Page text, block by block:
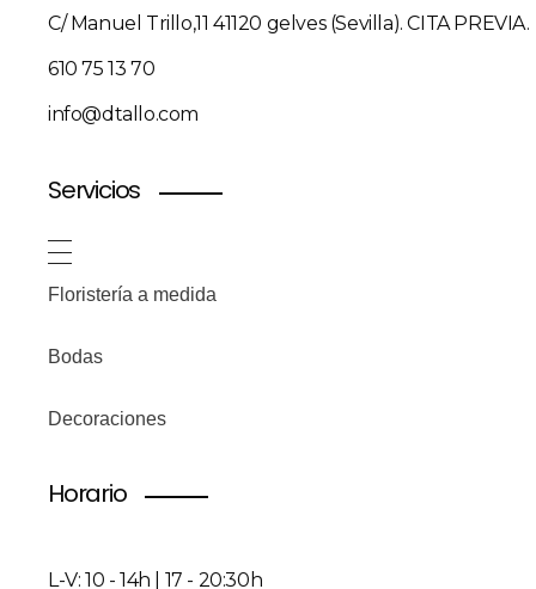
C/ Manuel Trillo,11 41120 gelves (Sevilla). CITA PREVIA.
610 75 13 70
info@dtallo.com
Servicios
Floristería a medida
Bodas
Decoraciones
Horario
L-V: 10 - 14h | 17 - 20:30h